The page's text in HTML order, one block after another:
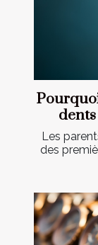
Les
des